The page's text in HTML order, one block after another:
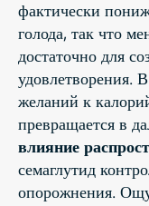
фактически
голода, так что
достаточно для
удовлетворения.
желаний к
превращается в
влияние
семаглутид
опорожнения.